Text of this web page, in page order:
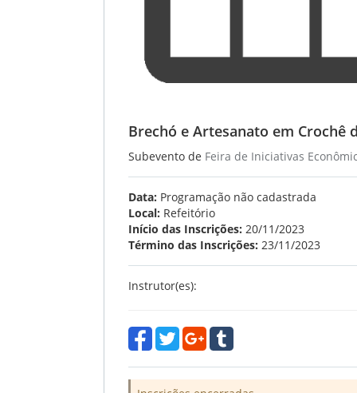
Brechó e Artesanato em Crochê
Subevento de Feira de Iniciativas
Data: Programação não cadastrada
Local: Refeitório
Início das Inscrições: 20/11/2023
Término das Inscrições: 23/11/2023
Instrutor(es):